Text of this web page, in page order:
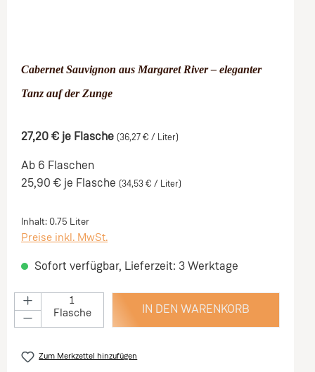
Cabernet Sauvignon aus Margaret River – eleganter
Tanz auf der Zunge
27,20 € je Flasche (36,27 € / Liter)
Ab 6 Flaschen
25,90 € je Flasche (34,53 € / Liter)
Inhalt: 0.75 Liter
Preise inkl. MwSt.
Sofort verfügbar, Lieferzeit: 3 Werktage
Flasche IN DEN WARENKORB
Zum Merkzettel hinzufügen